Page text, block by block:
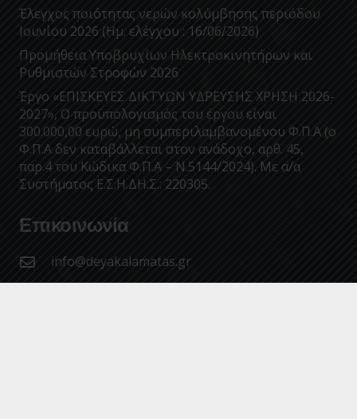
Έλεγχος ποιότητας νερών κολύμβησης περιόδου
Ιουνίου 2026 (Ημ. ελέγχου : 16/06/2026)
Προμήθεια Υποβρυχίων Ηλεκτροκινητήρων και
Ρυθμιστών Στροφών 2026
Έργο «ΕΠΙΣΚΕΥΕΣ ΔΙΚΤΥΩΝ ΥΔΡΕΥΣΗΣ ΧΡΗΣΗ 2026-
2027», Ο προϋπολογισμός του έργου είναι
300.000,00 ευρώ, μη συμπεριλαμβανομένου Φ.Π.Α (ο
Φ.Π.Α δεν καταβάλλεται στον ανάδοχο, αρθ. 45,
παρ.4 του Κώδικα Φ.Π.Α – Ν.5144/2024). Με α/α
Συστήματος Ε.Σ.Η.ΔΗ.Σ.: 220305.
Επικοινωνία
info@deyakalamatas.gr